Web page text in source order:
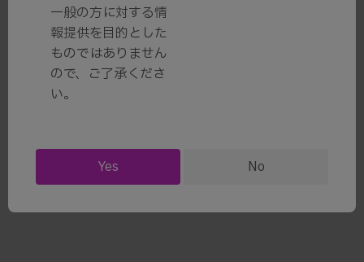
看護師の方向けコンテンツは、ただいま公開に向
一般の方に対する情
報提供を目的とした
ものではありません
ので、ご了承くださ
い。
Yes No